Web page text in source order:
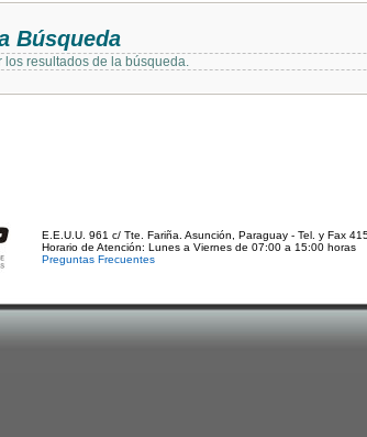
Búsqueda
los resultados de la búsqueda.
E.E.U.U. 961 c/ Tte. Fariña. Asunción, Paraguay - Tel. y Fax
Horario de Atención: Lunes a Viernes de 07:00 a 15:00 horas
Preguntas Frecuentes